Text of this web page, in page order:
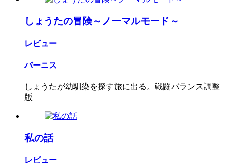
しょうたの冒険～ノーマルモード～
レビュー
バーニス
しょうたが幼馴染を探す旅に出る。戦闘バランス調整
版
私の話
レビュー